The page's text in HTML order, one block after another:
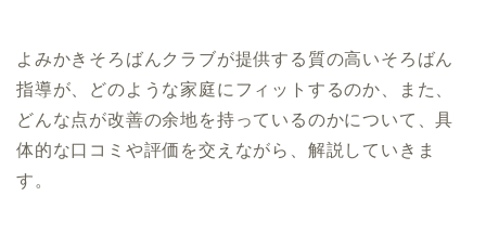
よみかきそろばんクラブが提供する質の高いそろばん
指導が、どのような家庭にフィットするのか、また、
どんな点が改善の余地を持っているのかについて、具
体的な口コミや評価を交えながら、解説していきま
す。